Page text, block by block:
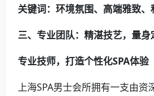
关键词：环境氛围、高端雅致、
三、专业团队：精湛技艺，量身
专业技师，打造个性化SPA体验
上海SPA男士会所拥有一支由资